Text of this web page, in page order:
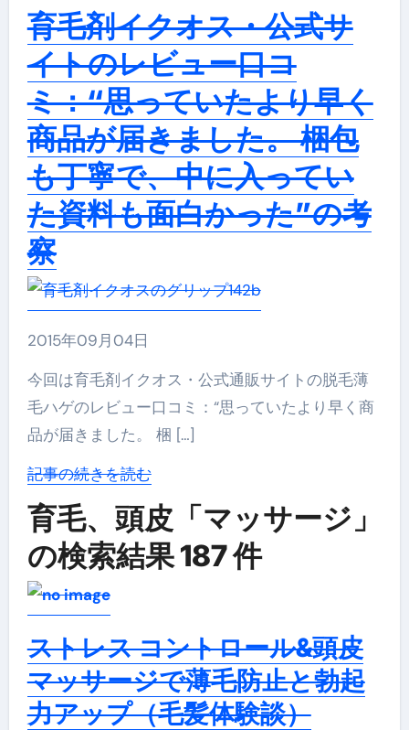
育毛剤イクオス・公式サ
イトのレビュー口コ
ミ：“思っていたより早く
商品が届きました。 梱包
も丁寧で、中に入ってい
た資料も面白かった”の考
察
2015年09月04日
今回は育毛剤イクオス・公式通販サイトの脱毛薄
毛ハゲのレビュー口コミ：“思っていたより早く商
品が届きました。 梱 […]
記事の続きを読む
育毛、頭皮「マッサージ」
の検索結果 187 件
ストレス コントロール&頭皮
マッサージで薄毛防止と勃起
力アップ（毛髪体験談）